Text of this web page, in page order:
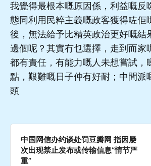
我覺得最根本嘅原因係，利益嘅反
態同利用民粹主義嘅政客獲得咗佢
後，無法給予比精英政治更好嘅結
邊個呢？其實冇乜選擇，走到而家
都有責任，有能力嘅人未想嘗試，
點，艱難嘅日子仲有好耐；中間派
頭
中国网信办约谈处罚豆瓣网 指因屡
次出现禁止发布或传输信息“情节严
重”